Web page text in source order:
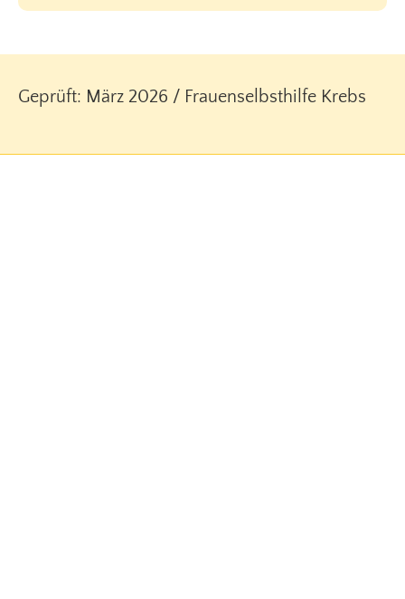
Geprüft: März 2026 / Frauenselbsthilfe Krebs